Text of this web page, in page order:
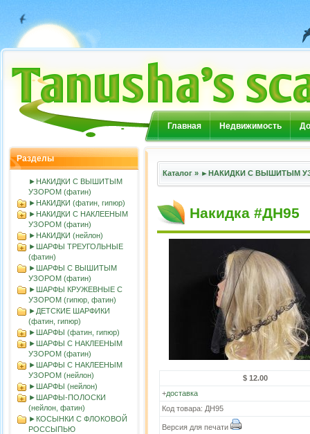
Главная Недвижимость
Разделы
►НАКИДКИ С ВЫШИТЫМ
УЗОРОМ (фатин)
►НАКИДКИ (фатин, гипюр)
►НАКИДКИ С НАКЛЕЕНЫМ
УЗОРОМ (фатин)
►НАКИДКИ (нейлон)
►ШАРФЫ ТРЕУГОЛЬНЫЕ
(фатин)
►ШАРФЫ С ВЫШИТЫМ
УЗОРОМ (фатин)
►ШАРФЫ КРУЖЕВНЫЕ С
УЗОРОМ (гипюр, фатин)
►ДЕТСКИЕ ШАРФИКИ
(фатин, гипюр)
►ШАРФЫ (фатин, гипюр)
►ШАРФЫ С НАКЛЕЕНЫМ
УЗОРОМ (фатин)
►ШАРФЫ С НАКЛЕЕНЫМ
УЗОРОМ (нейлон)
►ШАРФЫ (нейлон)
►ШАРФЫ-ПОЛОСКИ
(нейлон, фатин)
►КОСЫНКИ С ФЛОКОВОЙ
РОССЫПЬЮ
Каталог » ►НАКИДКИ С ВЫШИТЫМ
Накидка #ДН95
$ 12.00
+доставка
Код товара: ДН95
Версия для печати